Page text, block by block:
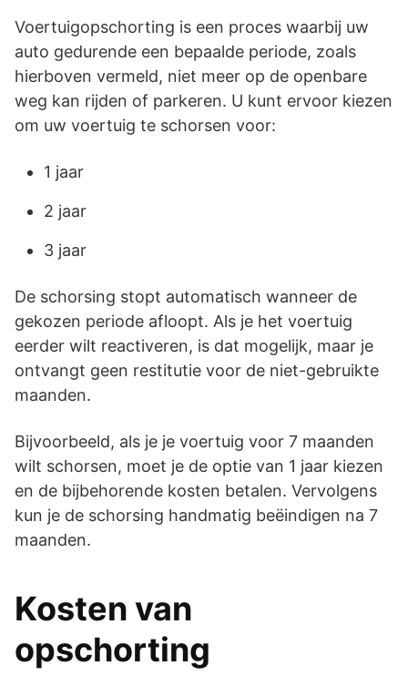
Voertuigopschorting is een proces waarbij uw
auto gedurende een bepaalde periode, zoals
hierboven vermeld, niet meer op de openbare
weg kan rijden of parkeren. U kunt ervoor kiezen
om uw voertuig te schorsen voor:
1 jaar
2 jaar
3 jaar
De schorsing stopt automatisch wanneer de
gekozen periode afloopt. Als je het voertuig
eerder wilt reactiveren, is dat mogelijk, maar je
ontvangt geen restitutie voor de niet-gebruikte
maanden.
Bijvoorbeeld, als je je voertuig voor 7 maanden
wilt schorsen, moet je de optie van 1 jaar kiezen
en de bijbehorende kosten betalen. Vervolgens
kun je de schorsing handmatig beëindigen na 7
maanden.
Kosten van
opschorting